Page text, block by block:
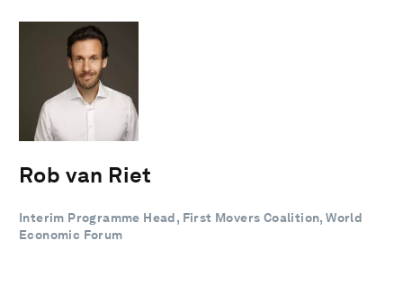
Rob van Riet
Interim Programme Head, First Movers Coalition, World
Economic Forum